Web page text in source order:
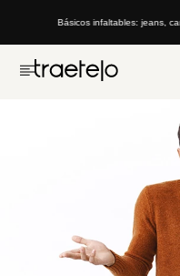
Básicos infaltables: jeans,